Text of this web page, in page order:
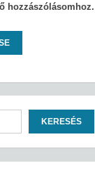
hozzászólásomhoz.
KERESÉS